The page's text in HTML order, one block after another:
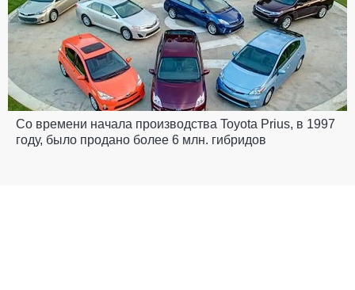
Со времени начала производства Toyota Prius, в 1997
году, было продано более 6 млн. гибридов